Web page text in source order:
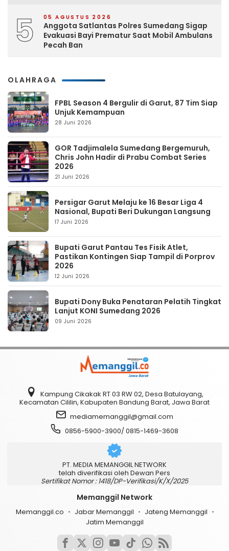
5 05 AGUSTUS 2026
Anggota Satlantas Polres Sumedang Sigap
Evakuasi Bayi Prematur Saat Mobil Ambulans
Pecah Ban
OLAHRAGA
FPBL Season 4 Bergulir di Garut, 87 Tim Siap
Unjuk Kemampuan
28 Juni 2026
GOR Tadjimalela Sumedang Bergemuruh,
Chris John Hadir di Prabu Combat Series
2026
21 Juni 2026
Persigar Garut Melaju ke 16 Besar Liga 4
Nasional, Bupati Beri Dukungan Langsung
17 Juni 2026
Bupati Garut Pantau Tes Fisik Atlet,
Pastikan Kontingen Siap Tampil di Porprov
2026
12 Juni 2026
Bupati Dony Buka Penataran Pelatih Tingkat
Lanjut KONI Sumedang 2026
09 Juni 2026
Kampung Cikakak RT 03 RW 02, Desa Batulayang,
Kecamatan Cililin, Kabupaten Bandung Barat, Jawa Barat
mediamemanggil@gmail.com
0856-5900-3900/ 0815-1469-3608
PT. MEDIA MEMANGGIL NETWORK
telah diverifikasi oleh Dewan Pers
Sertifikat Nomor : 1418/DP-Verifikasi/K/X/2025
Memanggil Network
Memanggil.co Jabar Memanggil
Jateng Memanggil
Jatim Memanggil